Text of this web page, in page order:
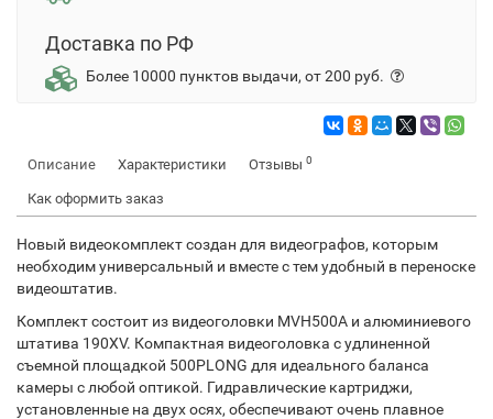
Доставка по РФ
Более 10000 пунктов выдачи, от 200 руб.
Описание Характеристики Отзывы 0
Как оформить заказ
Новый видеокомплект создан для видеографов, которым
необходим универсальный и вместе с тем удобный в переноске
видеоштатив.
Комплект состоит из видеоголовки MVH500A и алюминиевого
штатива 190XV. Компактная видеоголовка с удлиненной
съемной площадкой 500PLONG для идеального баланса
камеры с любой оптикой. Гидравлические картриджи,
установленные на двух осях, обеспечивают очень плавное